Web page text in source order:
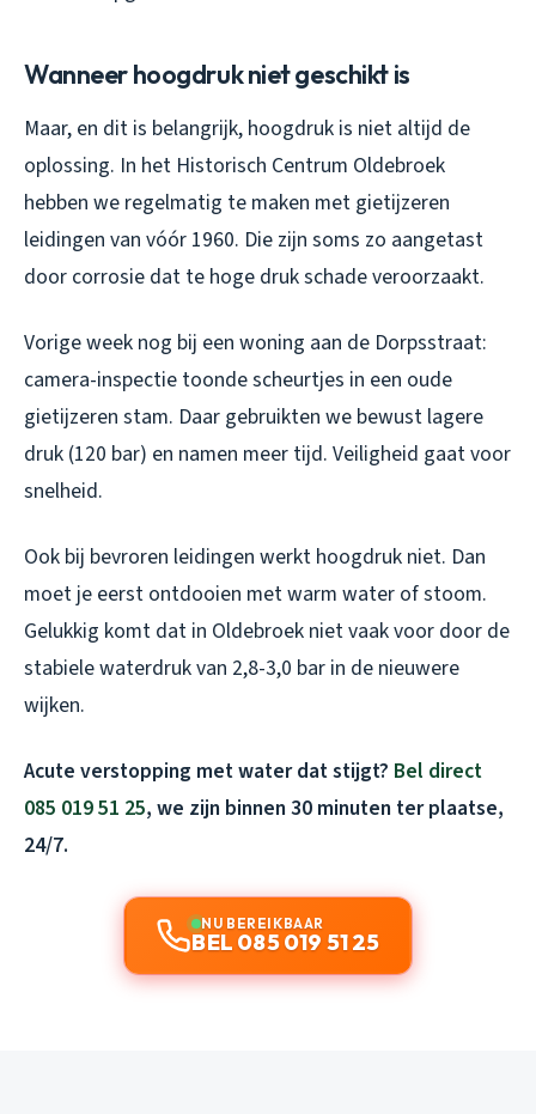
Wanneer hoogdruk niet geschikt is
Maar, en dit is belangrijk, hoogdruk is niet altijd de
oplossing. In het Historisch Centrum Oldebroek
hebben we regelmatig te maken met gietijzeren
leidingen van vóór 1960. Die zijn soms zo aangetast
door corrosie dat te hoge druk schade veroorzaakt.
Vorige week nog bij een woning aan de Dorpsstraat:
camera-inspectie toonde scheurtjes in een oude
gietijzeren stam. Daar gebruikten we bewust lagere
druk (120 bar) en namen meer tijd. Veiligheid gaat voor
snelheid.
Ook bij bevroren leidingen werkt hoogdruk niet. Dan
moet je eerst ontdooien met warm water of stoom.
Gelukkig komt dat in Oldebroek niet vaak voor door de
stabiele waterdruk van 2,8-3,0 bar in de nieuwere
wijken.
Acute verstopping met water dat stijgt? Bel direct
085 019 51 25, we zijn binnen 30 minuten ter plaatse,
24/7.
NU BEREIKBAAR
BEL 085 019 51 25